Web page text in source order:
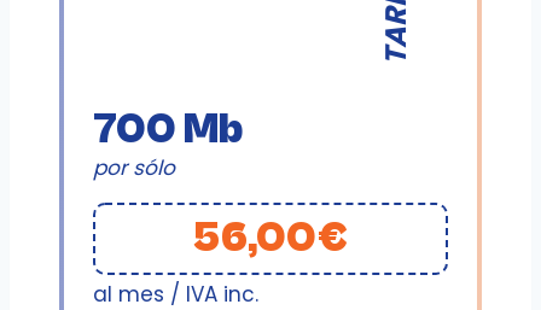
700 Mb
por sólo
56,00€
al mes / IVA inc.